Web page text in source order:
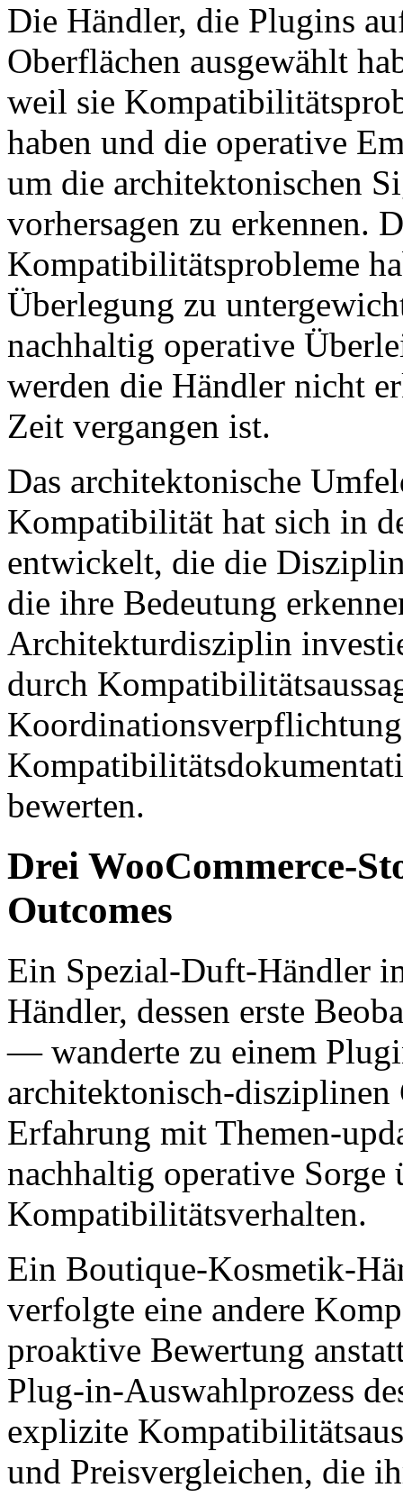
Die Händler, die Plugins
Oberflächen ausgewählt
weil sie
haben und die operative
um die architektonischen
vorhersagen zu erkennen.
Kompatibilitätsprobleme
Überlegung zu
nachhaltig operative
werden die Händler nicht
Zeit vergangen ist.
Das architektonische
Kompatibilität hat sich in
entwickelt, die die
die ihre Bedeutung
Architekturdisziplin
durch
bewerten.
Drei WooCommerce-
Outcomes
Ein Spezial-Duft-Händler
Händler, dessen erste
— wanderte zu einem
architektonisch-
Erfahrung mit Themen-
nachhaltig operative
Kompatibilitätsverhalten.
Ein Boutique-Kosmetik-
verfolgte eine andere
proaktive Bewertung
Plug-in-Auswahlprozess
explizite
und Preisvergleichen, die